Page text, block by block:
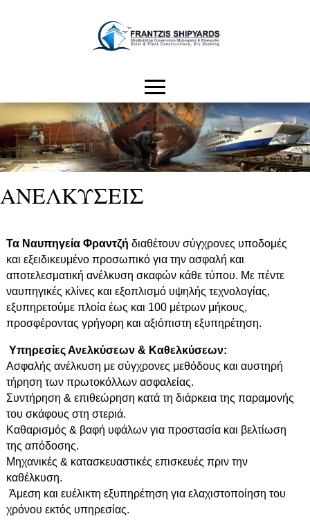
ΑΝΕΛΚΥΣΕΙΣ
Τα Ναυπηγεία Φραντζή διαθέτουν σύγχρονες υποδομές
και εξειδικευμένο προσωπικό για την ασφαλή και
αποτελεσματική ανέλκυση σκαφών κάθε τύπου. Με πέντε
ναυπηγικές κλίνες και εξοπλισμό υψηλής τεχνολογίας,
εξυπηρετούμε πλοία έως και 100 μέτρων μήκους,
προσφέροντας γρήγορη και αξιόπιστη εξυπηρέτηση.
Υπηρεσίες Ανελκύσεων & Καθελκύσεων:
Ασφαλής ανέλκυση με σύγχρονες μεθόδους και αυστηρή
τήρηση των πρωτοκόλλων ασφαλείας.
Συντήρηση & επιθεώρηση κατά τη διάρκεια της παραμονής
του σκάφους στη στεριά.
Καθαρισμός & βαφή υφάλων για προστασία και βελτίωση
της απόδοσης.
Μηχανικές & κατασκευαστικές επισκευές πριν την
καθέλκυση.
Άμεση και ευέλικτη εξυπηρέτηση για ελαχιστοποίηση του
χρόνου εκτός υπηρεσίας.